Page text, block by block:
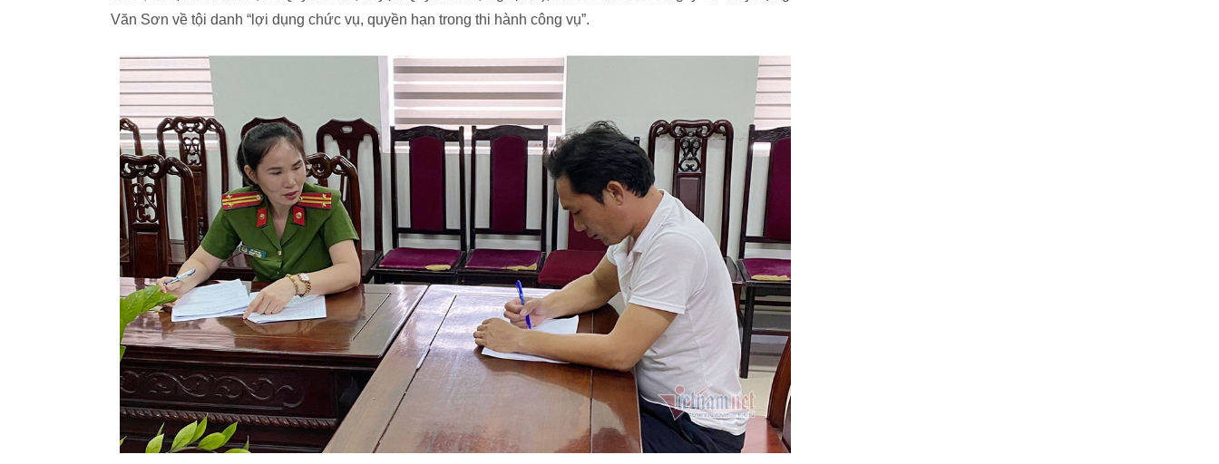
Văn Sơn về tội danh “lợi dụng chức vụ, quyền hạn trong thi hành công vụ”.